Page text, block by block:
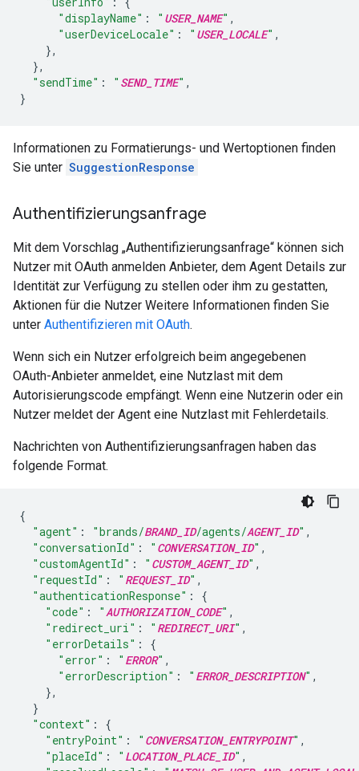
"displayName" : " USER_NAME" ,
"userDeviceLocale" : " USER_LOCALE" ,
},
},
"sendTime" : " SEND_TIME" ,
}
Informationen zu Formatierungs- und Wertoptionen finden
Sie unter SuggestionResponse
Authentifizierungsanfrage
Mit dem Vorschlag „Authentifizierungsanfrage“ können sich
Nutzer mit OAuth anmelden Anbieter, dem Agent Details zur
Identität zur Verfügung zu stellen oder ihm zu gestatten,
Aktionen für die Nutzer Weitere Informationen finden Sie
unter Authentifizieren mit OAuth.
Wenn sich ein Nutzer erfolgreich beim angegebenen
OAuth-Anbieter anmeldet, eine Nutzlast mit dem
Autorisierungscode empfängt. Wenn eine Nutzerin oder ein
Nutzer meldet der Agent eine Nutzlast mit Fehlerdetails.
Nachrichten von Authentifizierungsanfragen haben das
folgende Format.
{
"agent" : "brands/BRAND_ID/agents/AGENT_ID" ,
"conversationId" : " CONVERSATION_ID" ,
"customAgentId" : " CUSTOM_AGENT_ID" ,
"requestId" : " REQUEST_ID" ,
"authenticationResponse" :
{
"code" : "AUTHORIZATION_CODE" ,
"redirect_uri" : " REDIRECT_URI" ,
"errorDetails" :
{
"error" : " ERROR" ,
"errorDescription" : " ERROR_DESCRIPTION" ,
},
}
"context" :
{
"entryPoint" : " CONVERSATION_ENTRYPOINT" ,
"placeId" : " LOCATION_PLACE_ID" ,